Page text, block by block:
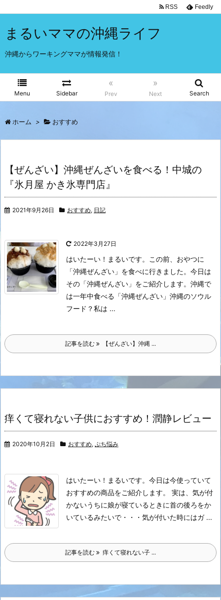
まるいママの沖縄ライフ
沖縄からワーキングママが情報発信！
Menu Sidebar
«
Prev
»
Next Search
RSS Feedly
ホーム > おすすめ
【ぜんざい】沖縄ぜんざいを食べる！中城の
『氷月屋 かき氷専門店』
2021年9月26日 おすすめ, 日記
2022年3月27日
はいたーい！まるいです。
この前、おやつに
「沖縄ぜんざい」を食べに行きました。 今日は
その「沖縄ぜんざい」をご紹介します。 沖縄で
は一年中食べる「沖縄ぜんざい」 沖縄のソウル
フード？私は ...
記事を読む 【ぜんざい】沖縄 ...
痒くて寝れない子供におすすめ！潤静レビュー
2020年10月2日 おすすめ, ぷち悩み
はいたーい！まるいです。 今日は今使っていて
おすすめの商品をご紹介します。
実は、気が付
かないうちに娘が寝ているときに首の後ろをか
いているみたいで・・・ 気が付いた時にはガ ...
記事を読む 痒くて寝れない子 ...